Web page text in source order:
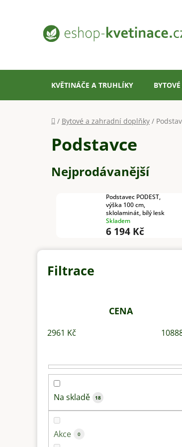
KVĚTINÁČE A TRUHLÍKY
Domů
/ Bytové a zahradní doplňky /
Podstavce
Nejprodávanější
Podstavec PODEST,
výška 100 cm,
sklolaminát, bílý lesk
Skladem
6 194 Kč
n
CENA
2961 Kč
Na skladě 18
Akce 0